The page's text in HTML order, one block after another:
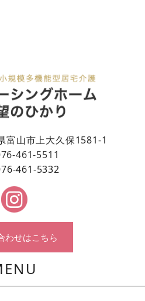
富山市上大久保1581-1
461-5511
461-5332
わせはこちら